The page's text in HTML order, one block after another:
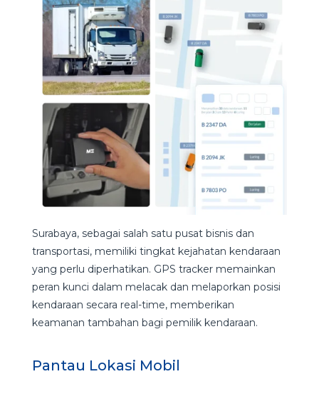
Surabaya, sebagai salah satu pusat bisnis dan
transportasi, memiliki tingkat kejahatan kendaraan
yang perlu diperhatikan. GPS tracker memainkan
peran kunci dalam melacak dan melaporkan posisi
kendaraan secara real-time, memberikan
keamanan tambahan bagi pemilik kendaraan.
Pantau Lokasi Mobil